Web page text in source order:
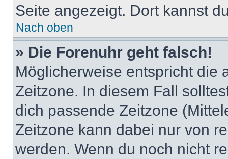
Seite angezeigt. Dort kannst
Nach oben
» Die Forenuhr geht falsch!
Möglicherweise entspricht die
Zeitzone. In diesem Fall
dich passende Zeitzone
Zeitzone kann dabei nur von
werden. Wenn du noch nicht